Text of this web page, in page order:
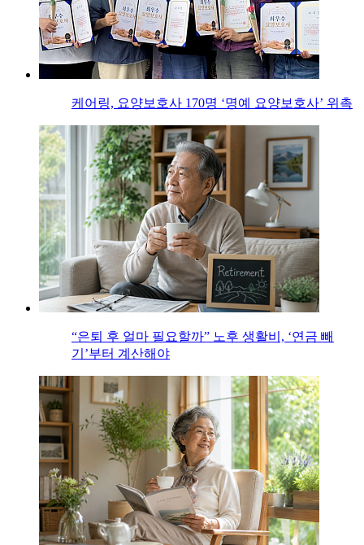
케어링, 요양보호사 170명 ‘명예 요양보호사’ 위촉
“은퇴 후 얼마 필요할까” 노후 생활비, ‘연금 빼
기’부터 계산해야